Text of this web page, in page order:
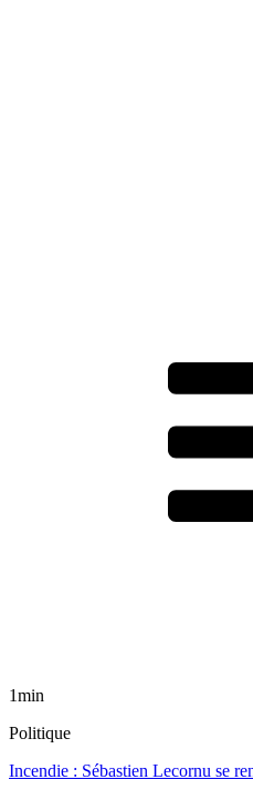
1min
Politique
Incendie : Sébastien Lecornu se